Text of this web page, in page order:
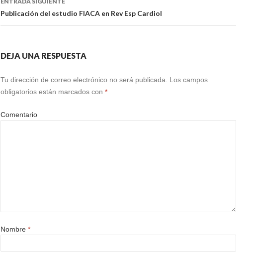
Publicación del estudio FIACA en Rev Esp Cardiol
DEJA UNA RESPUESTA
Tu dirección de correo electrónico no será publicada.
Los campos
obligatorios están marcados con *
Comentario
Nombre *